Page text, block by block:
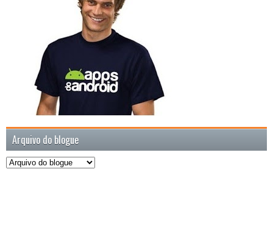
Arquivo do blogue